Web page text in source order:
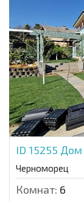
ID 15255 Дом
Черноморец
Комнат: 6